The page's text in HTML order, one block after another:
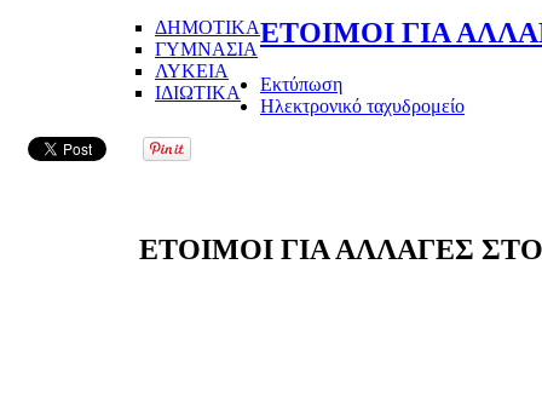
ΔΗΜΟΤΙΚΑ
ΓΥΜΝΑΣΙΑ
ΛΥΚΕΙΑ
ΙΔΙΩΤΙΚΑ
ΕΤΟΙΜΟΙ ΓΙΑ
Εκτύπωση
Ηλεκτρονικό ταχυδρομείο
ΕΤΟΙΜΟΙ ΓΙΑ ΑΛΛΑΓΕΣ